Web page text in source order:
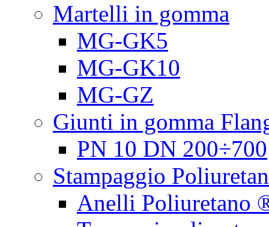
Martelli in gomma
MG-GK5
MG-GK10
MG-GZ
Giunti in gomma
PN 10 DN 200÷700
Stampaggio
Anelli Poliuretano